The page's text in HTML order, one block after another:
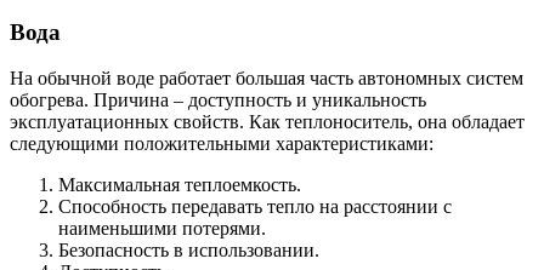
Вода
На обычной воде работает большая часть автономных систем
обогрева. Причина – доступность и уникальность
эксплуатационных свойств. Как теплоноситель, она обладает
следующими положительными характеристиками:
Максимальная теплоемкость.
Способность передавать тепло на расстоянии с
наименьшими потерями.
Безопасность в использовании.